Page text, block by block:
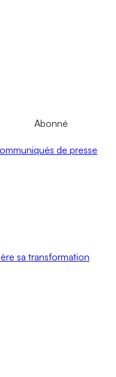
Abonné
de presse
sa transformation